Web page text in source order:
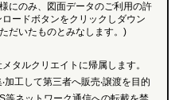
にのみ、図面データのご利用の許
ードボタンをクリックしダウン
だいたものとみなします。)
タルクリエイトに帰属します。
加工して第三者へ販売‧譲渡を目的